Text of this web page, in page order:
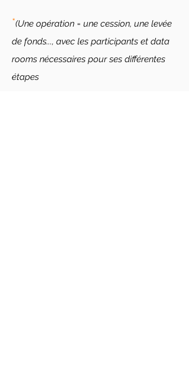
*(Une opération = une cession, une levée
de fonds..., avec les participants et data
rooms nécessaires pour ses différentes
étapes